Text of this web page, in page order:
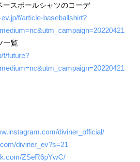
ースボールシャツのコーデ
f/article-baseballshirt?
一覧
f/future?
diviner_official/
diviner_ev?s=21
ZSeR6pYwC/